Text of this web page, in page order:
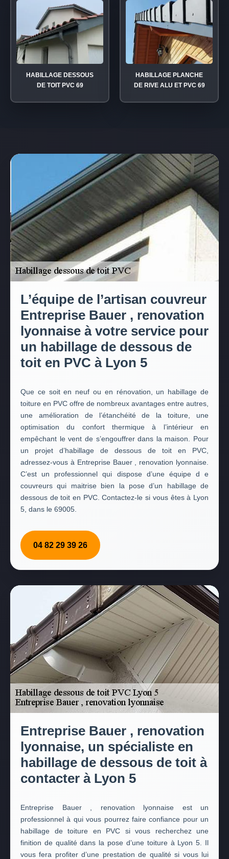
HABILLAGE DESSOUS
DE TOIT PVC 69
HABILLAGE PLANCHE
DE RIVE ALU ET PVC 69
L’équipe de l’artisan couvreur
Entreprise Bauer , renovation
lyonnaise à votre service pour
un habillage de dessous de
toit en PVC à Lyon 5
Que ce soit en neuf ou en rénovation, un habillage de
toiture en PVC offre de nombreux avantages entre autres,
une amélioration de l’étanchéité de la toiture, une
optimisation du confort thermique à l’intérieur en
empêchant le vent de s’engouffrer dans la maison. Pour
un projet d’habillage de dessous de toit en PVC,
adressez-vous à Entreprise Bauer , renovation lyonnaise.
C’est un professionnel qui dispose d’une équipe d e
couvreurs qui maitrise bien la pose d’un habillage de
dessous de toit en PVC. Contactez-le si vous êtes à Lyon
5, dans le 69005.
04 82 29 39 26
Entreprise Bauer , renovation
lyonnaise, un spécialiste en
habillage de dessous de toit à
contacter à Lyon 5
Entreprise Bauer , renovation lyonnaise est un
professionnel à qui vous pourrez faire confiance pour un
habillage de toiture en PVC si vous recherchez une
finition de qualité dans la pose d’une toiture à Lyon 5. Il
vous fera profiter d’une prestation de qualité si vous lui